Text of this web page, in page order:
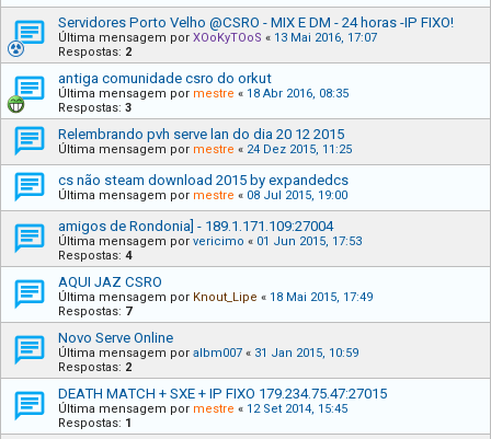
Servidores Porto Velho @CSRO - MIX E DM - 24 horas -IP FIXO!
Última mensagem por XOoKyTOoS « 13 Mai 2016, 17:07
Respostas: 2
antiga comunidade csro do orkut
Última mensagem por mestre « 18 Abr 2016, 08:35
Respostas: 3
Relembrando pvh serve lan do dia 20 12 2015
Última mensagem por mestre « 24 Dez 2015, 11:25
cs não steam download 2015 by expandedcs
Última mensagem por mestre « 08 Jul 2015, 19:00
amigos de Rondonia] - 189.1.171.109:27004
Última mensagem por vericimo « 01 Jun 2015, 17:53
Respostas: 4
AQUI JAZ CSRO
Última mensagem por Knout_Lipe « 18 Mai 2015, 17:49
Respostas: 7
Novo Serve Online
Última mensagem por albm007 « 31 Jan 2015, 10:59
Respostas: 2
DEATH MATCH + SXE + IP FIXO 179.234.75.47:27015
Última mensagem por mestre « 12 Set 2014, 15:45
Respostas: 1